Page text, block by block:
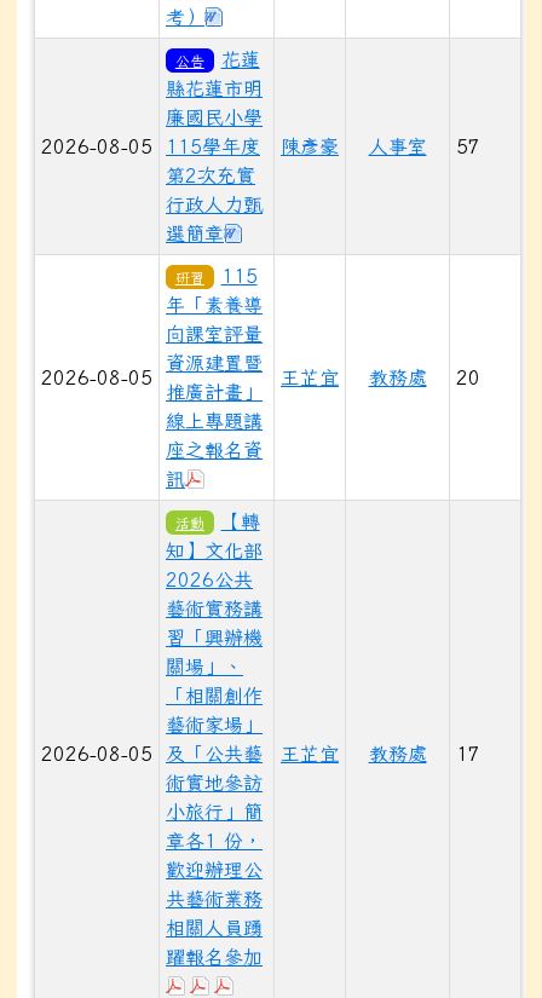
考）
2026-08-05
公告
花蓮
縣花蓮市明
廉國民小學
115學年度
第2次充實
行政人力甄
選簡章
陳彥豪 人事室 57
2026-08-05
研習
115
年「素養導
向課室評量
資源建置暨
推廣計畫」
線上專題講
座之報名資
訊
王芷宜 教務處 20
2026-08-05
活動
【轉
知】文化部
2026公共
藝術實務講
習「興辦機
關場」、
「相關創作
藝術家場」
及「公共藝
術實地參訪
小旅行」簡
章各1 份，
歡迎辦理公
共藝術業務
相關人員踴
躍報名參加
於彈跳視窗觀看：2026文化部公共藝術
於彈跳視窗觀看：2026文化部公共
王芷宜 教務處 17